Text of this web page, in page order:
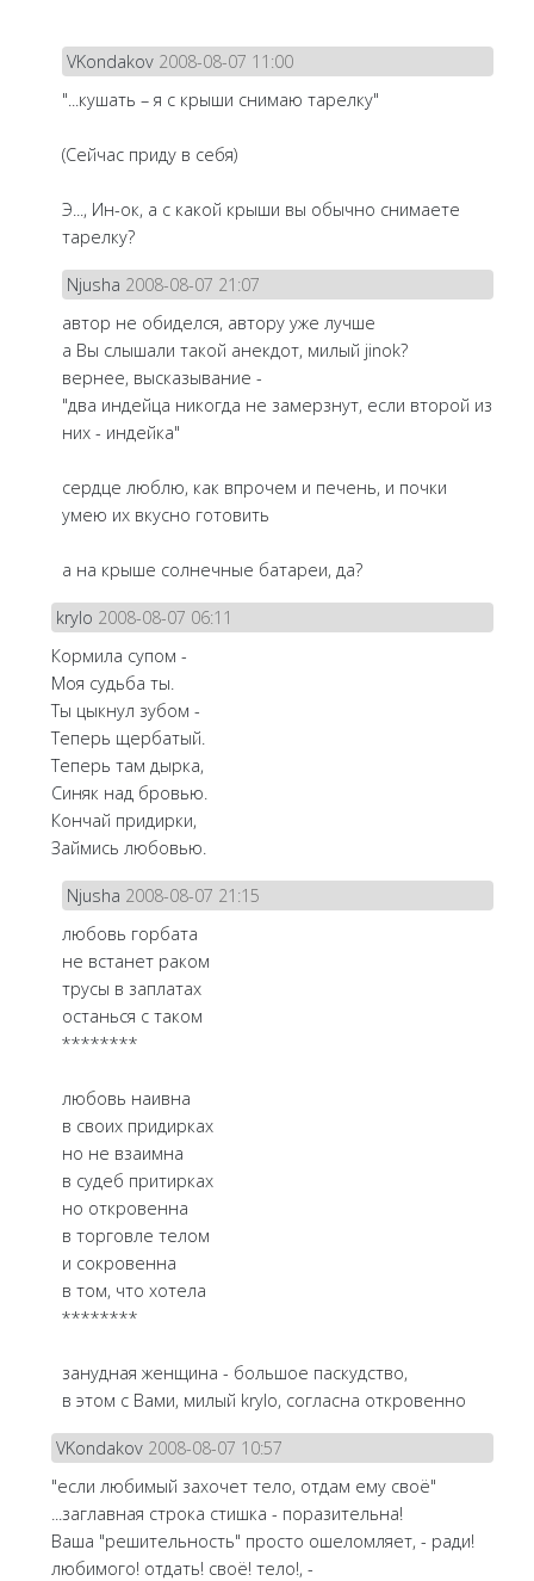
VKondakov 2008-08-07 11:00
"...кушать – я с крыши снимаю тарелку"
(Сейчас приду в себя)
Э..., Ин-ок, а с какой крыши вы обычно снимаете
тарелку?
Njusha 2008-08-07 21:07
автор не обиделся, автору уже лучше
а Вы слышали такой анекдот, милый jinok?
вернее, высказывание -
"два индейца никогда не замерзнут, если второй из
них - индейка"
сердце люблю, как впрочем и печень, и почки
умею их вкусно готовить
а на крыше солнечные батареи, да?
krylo 2008-08-07 06:11
Кормила супом -
Моя судьба ты.
Ты цыкнул зубом -
Теперь щербатый.
Теперь там дырка,
Синяк над бровью.
Кончай придирки,
Займись любовью.
Njusha 2008-08-07 21:15
любовь горбата
не встанет раком
трусы в заплатах
останься с таком
********
любовь наивна
в своих придирках
но не взаимна
в судеб притирках
но откровенна
в торговле телом
и сокровенна
в том, что хотела
********
занудная женщина - большое паскудство,
в этом с Вами, милый krylo, согласна откровенно
VKondakov 2008-08-07 10:57
"если любимый захочет тело, отдам ему своё"
...заглавная строка стишка - поразительна!
Ваша "решительность" просто ошеломляет, - ради!
любимого! отдать! своё! тело!, -